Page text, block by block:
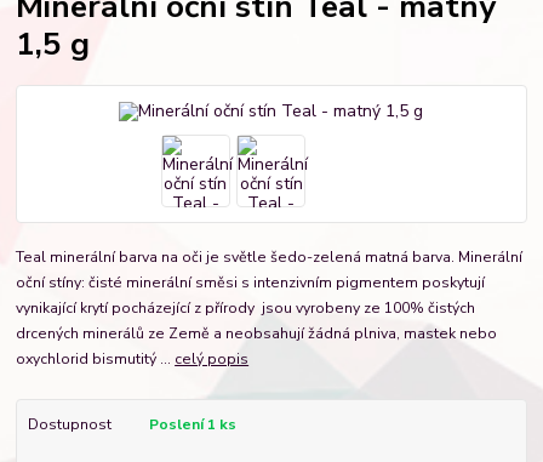
1,5 g
Teal minerální barva na oči je světle šedo-zelená matná barva. Minerální
oční stíny: čisté minerální směsi s intenzivním pigmentem poskytují
vynikající krytí pocházející z přírody jsou vyrobeny ze 100% čistých
drcených minerálů ze Země a neobsahují žádná plniva, mastek nebo
oxychlorid bismutitý ... celý popis
Dostupnost Poslení 1 ks